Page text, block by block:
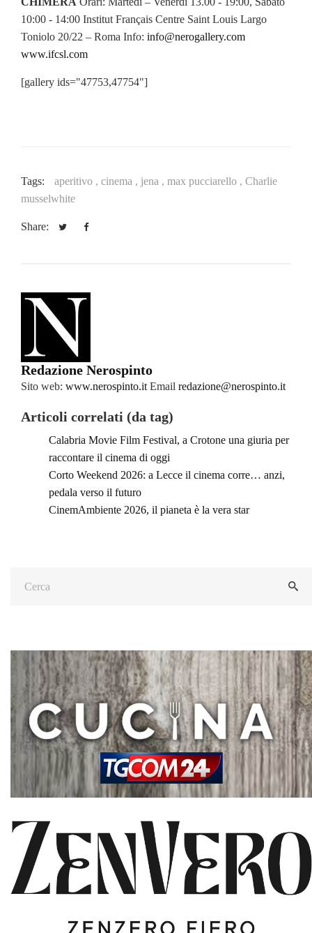
10:00 - 14:00 Institut Français Centre Saint Louis Largo
Toniolo 20/22 – Roma Info: info@nerogallery.com
www.ifcsl.com
[gallery ids="47753,47754"]
Tags: aperitivo , cinema , jena , max pucciarello , Charlie
musselwhite
Share:
Redazione Nerospinto
Sito web: www.nerospinto.it Email redazione@nerospinto.it
Articoli correlati (da tag)
Calabria Movie Film Festival, a Crotone una giuria per
raccontare il cinema di oggi
Corto Weekend 2026: a Lecce il cinema corre… anzi,
pedala verso il futuro
CinemAmbiente 2026, il pianeta è la vera star